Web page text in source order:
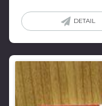
DETAIL